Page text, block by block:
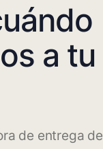
a tu
de entrega de